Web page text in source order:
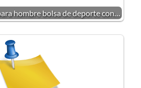
hombre bolsa de deporte con…